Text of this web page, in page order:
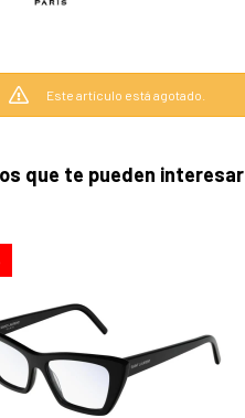
Este artículo está agotado.
que te pueden interesar